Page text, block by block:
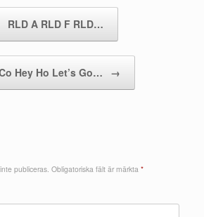
RLD A RLD F RLD…
Hey Ho Let’s Go… →
publiceras. Obligatoriska fält är märkta *